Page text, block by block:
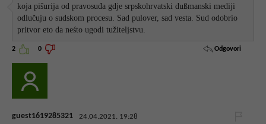
koja pišurija od pravosuđa gdje srpskohrvatski dußmanski mediji
odlučuju o sudskom procesu. Sad pulover, sad vesta. Sud odobrio
pritvor eto da neśto ugodi tužiteljstvu.
2 0 Odgovori
guest1619285321 24.04.2021. 19:28